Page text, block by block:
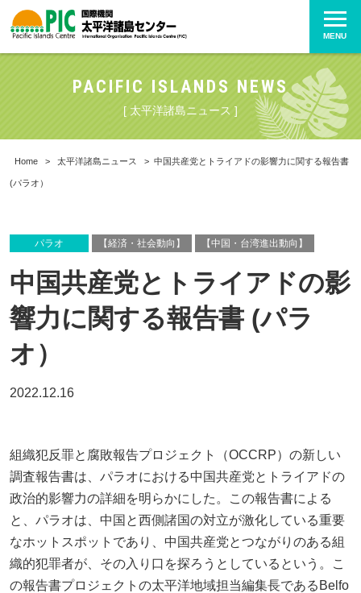
MENU
PACIFIC ISLANDS NEWS
[ 太平洋諸島ニュース ]
Home > 太平洋諸島ニュース > 中国共産党とトライアドの影響力に関する報告書
(パラオ）
パラオ 【経済・社会動向】 【中国・台湾進出動向】
中国共産党とトライアドの影
響力に関する報告書 (パラ
オ）
2022.12.16
組織犯反罪と腐敗報告プロジェクト（OCCRP）の新しい
調査報告書は、パラオにおける中国共産党とトライアドの
政治的影響力の詳細を明らかにした。この報告書による
と、パラオは、中国と西側諸国の対立が激化している重要
なホットスポットであり、中国共産党とつながりのある組
織的犯罪者が、その入り口を探ろうとしているという。こ
の報告書プロジェクトの太平洋地域担当編集長であるBelfo